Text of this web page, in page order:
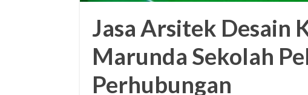
Jasa Arsitek Desain
Marunda Sekolah
Perhubungan